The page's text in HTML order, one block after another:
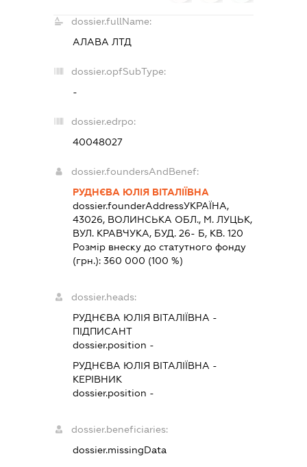
dossier.fullName:
АЛАВА ЛТД
dossier.opfSubType:
-
dossier.edrpo:
40048027
dossier.foundersAndBenef:
РУДНЄВА ЮЛІЯ ВІТАЛІЇВНА
dossier.founderAddressУКРАЇНА,
43026, ВОЛИНСЬКА ОБЛ., М. ЛУЦЬК,
ВУЛ. КРАВЧУКА, БУД. 26- Б, КВ. 120
Розмір внеску до статутного фонду
(грн.):360 000 (100 %)
dossier.heads:
РУДНЄВА ЮЛІЯ ВІТАЛІЇВНА -
ПІДПИСАНТ
dossier.position -
РУДНЄВА ЮЛІЯ ВІТАЛІЇВНА -
КЕРІВНИК
dossier.position -
dossier.beneficiaries:
dossier.missingData